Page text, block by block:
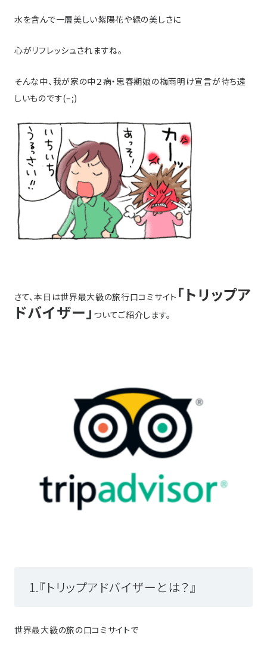
水を含んで一層美しい紫陽花や緑の美しさに
心がリフレッシュされますね。
そんな中、我が家の中２病・思春期娘の梅雨明け宣言が待ち遠
しいものです(–;)
さて、本日は世界最大級の旅行口コミサイト 「トリップア
ドバイザー」 ついてご紹介します。
1.『トリップアドバイザーとは？』
世界最大級の旅の口コミサイトで